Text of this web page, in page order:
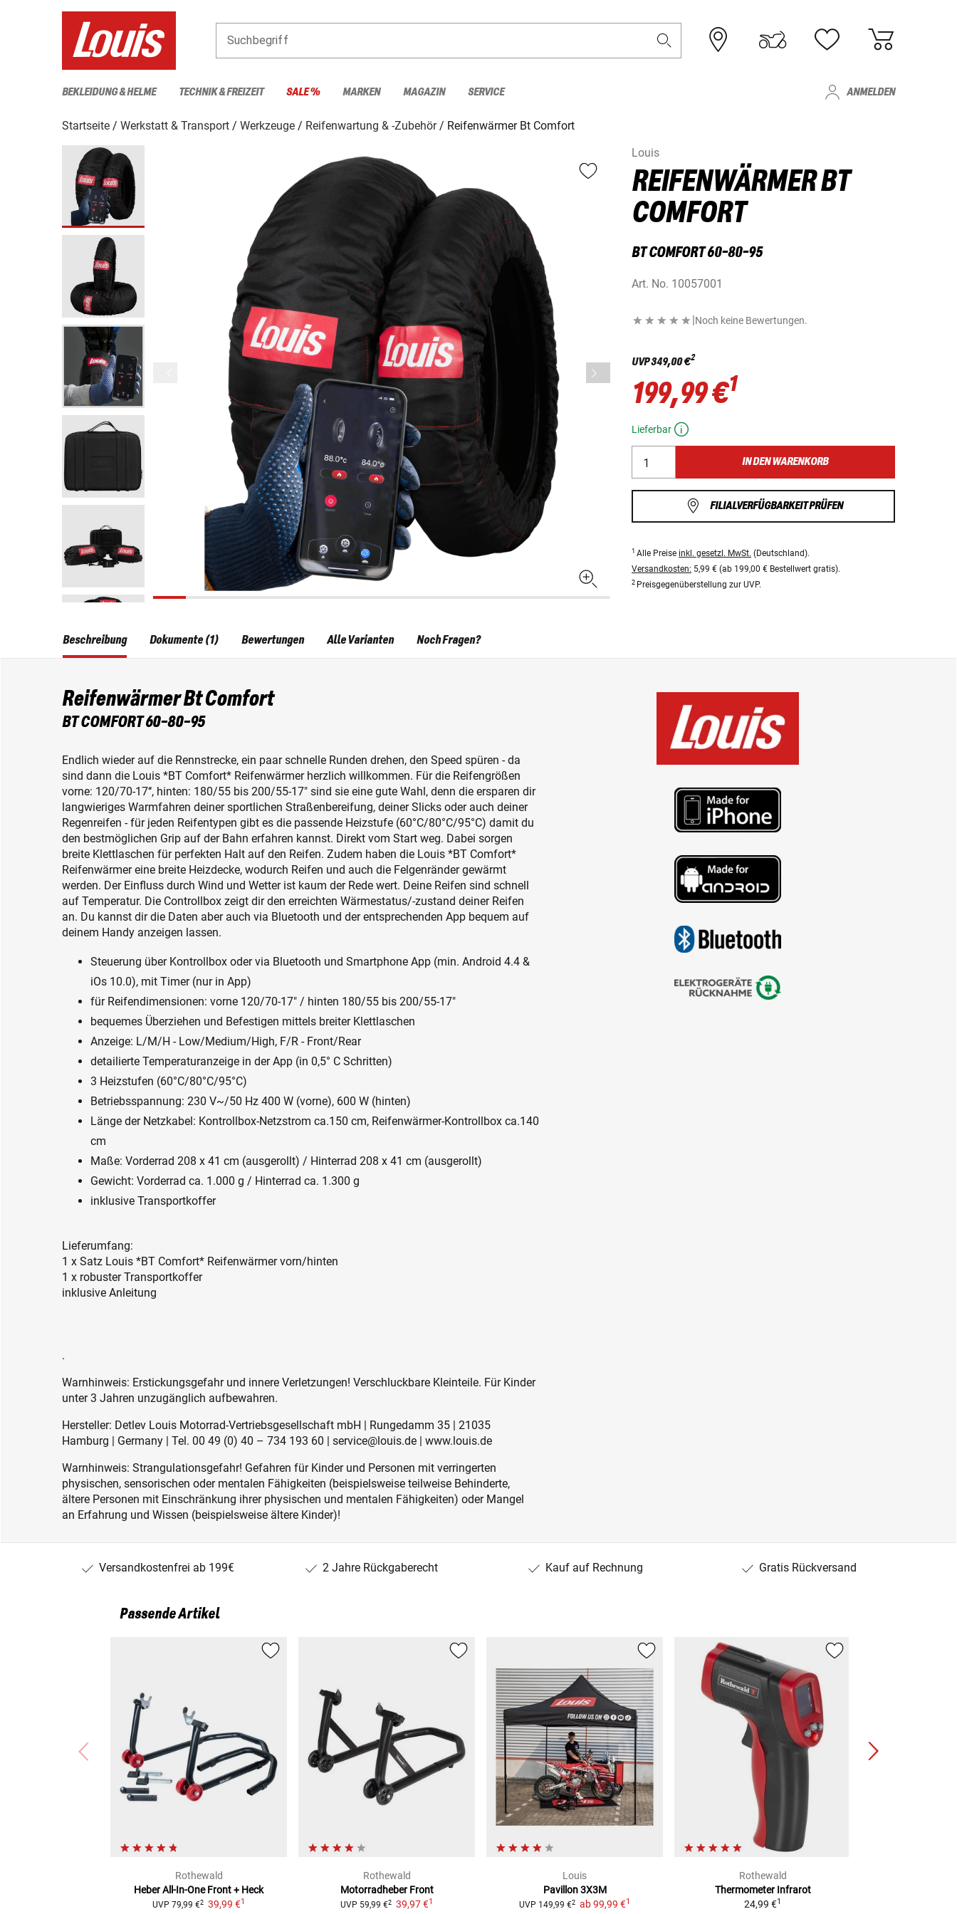
Suchbegriff
BEKLEIDUNG & HELME TECHNIK & FREIZEIT SALE % MARKEN MAGAZIN SERVICE ANMELDEN
Startseite Werkstatt & Transport Werkzeuge Reifenwartung & -Zubehör
Reifenwärmer Bt Comfort
Louis
REIFENWÄRMER BT
COMFORT
BT COMFORT 60-80-95
Art. No. 10057001
|Noch keine Bewertungen.
UVP349,00 €2
199,99 €1
Lieferbar
IN DEN WARENKORB
FILIALVERFÜGBARKEIT PRÜFEN
1 Alle Preise inkl. gesetzl. MwSt. (Deutschland).
Versandkosten: 5,99 € (ab 199,00 € Bestellwert gratis).
2 Preisgegenüberstellung zur UVP.
Beschreibung
Reifenwärmer Bt Comfort
BT COMFORT 60-80-95
Endlich wieder auf die Rennstrecke, ein paar schnelle Runden drehen, den Speed spüren - da
sind dann die Louis *BT Comfort* Reifenwärmer herzlich willkommen. Für die Reifengrößen
vorne: 120/70-17‘‘, hinten: 180/55 bis 200/55-17" sind sie eine gute Wahl, denn die ersparen dir
langwieriges Warmfahren deiner sportlichen Straßenbereifung, deiner Slicks oder auch deiner
Regenreifen - für jeden Reifentypen gibt es die passende Heizstufe (60°C/80°C/95°C) damit du
den bestmöglichen Grip auf der Bahn erfahren kannst. Direkt vom Start weg. Dabei sorgen
breite Klettlaschen für perfekten Halt auf den Reifen. Zudem haben die Louis *BT Comfort*
Reifenwärmer eine breite Heizdecke, wodurch Reifen und auch die Felgenränder gewärmt
werden. Der Einfluss durch Wind und Wetter ist kaum der Rede wert. Deine Reifen sind schnell
auf Temperatur. Die Controllbox zeigt dir den erreichten Wärmestatus/-zustand deiner Reifen
an. Du kannst dir die Daten aber auch via Bluetooth und der entsprechenden App bequem auf
deinem Handy anzeigen lassen.
Steuerung über Kontrollbox oder via Bluetooth und Smartphone App (min. Android 4.4 &
iOs 10.0), mit Timer (nur in App)
für Reifendimensionen: vorne 120/70-17" / hinten 180/55 bis 200/55-17"
bequemes Überziehen und Befestigen mittels breiter Klettlaschen
Anzeige: L/M/H - Low/Medium/High, F/R - Front/Rear
detailierte Temperaturanzeige in der App (in 0,5° C Schritten)
3 Heizstufen (60°C/80°C/95°C)
Betriebsspannung: 230 V~/50 Hz 400 W (vorne), 600 W (hinten)
Länge der Netzkabel: Kontrollbox-Netzstrom ca.150 cm, Reifenwärmer-Kontrollbox ca.140
cm
Maße: Vorderrad 208 x 41 cm (ausgerollt) / Hinterrad 208 x 41 cm (ausgerollt)
Gewicht: Vorderrad ca. 1.000 g / Hinterrad ca. 1.300 g
inklusive Transportkoffer
Lieferumfang:
1 x Satz Louis *BT Comfort* Reifenwärmer vorn/hinten
1 x robuster Transportkoffer
inklusive Anleitung
.
Warnhinweis: Erstickungsgefahr und innere Verletzungen! Verschluckbare Kleinteile. Für Kinder
unter 3 Jahren unzugänglich aufbewahren.
Hersteller: Detlev Louis Motorrad-Vertriebsgesellschaft mbH | Rungedamm 35 | 21035
Hamburg | Germany | Tel. 00 49 (0) 40 – 734 193 60 | service@louis.de | www.louis.de
Warnhinweis: Strangulationsgefahr! Gefahren für Kinder und Personen mit verringerten
physischen, sensorischen oder mentalen Fähigkeiten (beispielsweise teilweise Behinderte,
ältere Personen mit Einschränkung ihrer physischen und mentalen Fähigkeiten) oder Mangel
an Erfahrung und Wissen (beispielsweise ältere Kinder)!
Dokumente (1) Bewertungen Alle Varianten Noch Fragen?
Versandkostenfrei ab 199€ 2 Jahre Rückgaberecht Kauf auf Rechnung Gratis Rückversand
Passende Artikel
Rothewald
Heber All-In-One Front + Heck
UVP 79,99 €2 39,99 €1
Rothewald
Motorradheber Front
UVP 59,99 €2 39,97 €1
Louis
Pavillon 3X3M
UVP 149,99 €2 ab99,99 €1
Rothewald
Thermometer Infrarot
24,99 €1